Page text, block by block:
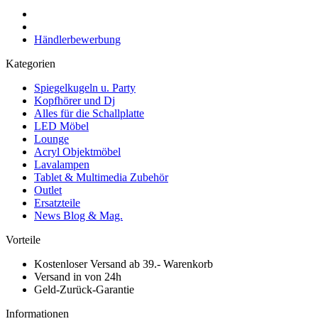
Händlerbewerbung
Kategorien
Spiegelkugeln u. Party
Kopfhörer und Dj
Alles für die Schallplatte
LED Möbel
Lounge
Acryl Objektmöbel
Lavalampen
Tablet & Multimedia Zubehör
Outlet
Ersatzteile
News Blog & Mag.
Vorteile
Kostenloser Versand ab 39.- Warenkorb
Versand in von 24h
Geld-Zurück-Garantie
Informationen